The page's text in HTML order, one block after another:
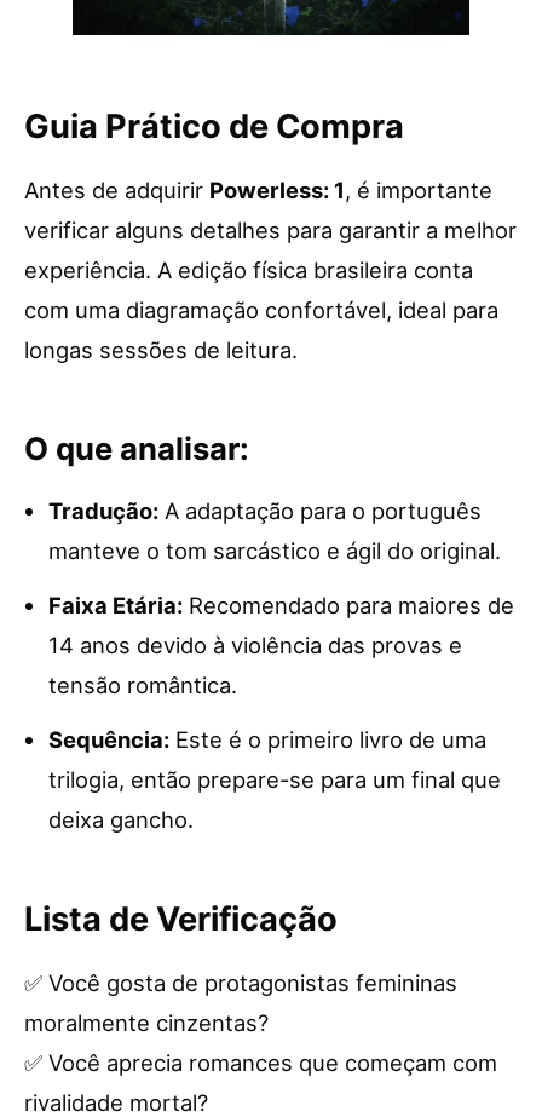
Guia Prático de Compra
Antes de adquirir Powerless: 1, é importante
verificar alguns detalhes para garantir a melhor
experiência. A edição física brasileira conta
com uma diagramação confortável, ideal para
longas sessões de leitura.
O que analisar:
Tradução: A adaptação para o português
manteve o tom sarcástico e ágil do original.
Faixa Etária: Recomendado para maiores de
14 anos devido à violência das provas e
tensão romântica.
Sequência: Este é o primeiro livro de uma
trilogia, então prepare-se para um final que
deixa gancho.
Lista de Verificação
✅ Você gosta de protagonistas femininas
moralmente cinzentas?
✅ Você aprecia romances que começam com
rivalidade mortal?